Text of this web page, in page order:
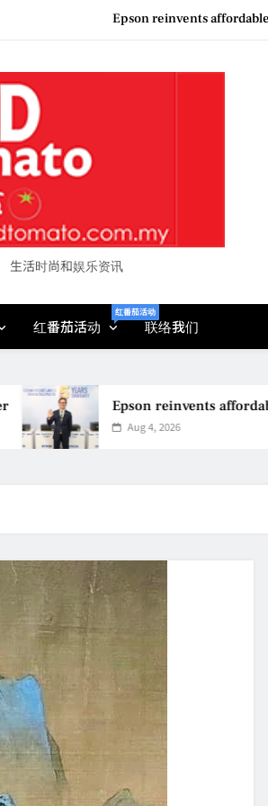
Couture
Couture
“See Her Heal – 1,000 Untold
生活时尚和娱乐资讯
红番茄活动
红番茄活动
联络我们
Epson reinvents affordable printing
Aug 4, 2026